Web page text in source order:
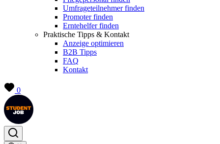
Umfrageteilnehmer finden
Promoter finden
Erntehelfer finden
Praktische Tipps & Kontakt
Anzeige optimieren
B2B Tipps
FAQ
Kontakt
0